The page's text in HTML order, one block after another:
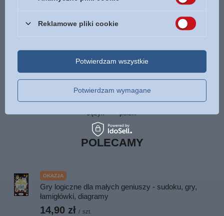
Tłumaczenie
Format 125 x 195 mm
miękka
Liczba stron 331
Język polski
POLECAMY
OKAZJA
Gry logiczne dla małych geniuszy - sudoku, gry,
łamigłówki, diagramy
14,90 zł / szt.
Reklamowe pliki cookie
Potwierdzam wymagane
Potwierdzam wszystkie